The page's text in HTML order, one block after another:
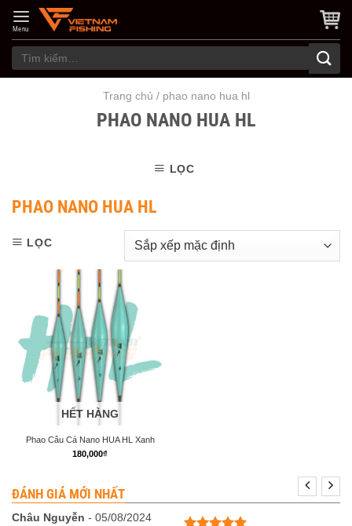
content
Menu
Tìm
kiếm:
Trang chủ / phao nano hua hl
PHAO NANO HUA HL
LỌC
PHAO NANO HUA HL
LỌC
HẾT HÀNG
Phao Câu Cá Nano HUA HL Xanh
180,000₫
ĐÁNH GIÁ MỚI NHẤT
Châu Nguyễn - 05/08/2024